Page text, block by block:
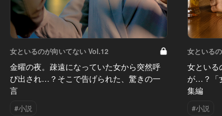
女といるのが向いてない Vol.12
金曜の夜。疎遠になっていた女から突然呼
び出され…？そこで告げられた、驚きの一
言
#小説
女といる
女といる
が…？「
集編
#小説